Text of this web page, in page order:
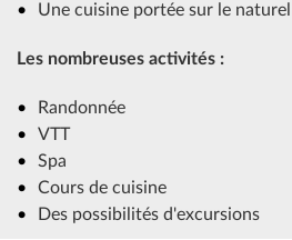
Une cuisine portée sur le
Les nombreuses activités :
Randonnée
VTT
Spa
Cours de cuisine
Des possibilités d'excursions